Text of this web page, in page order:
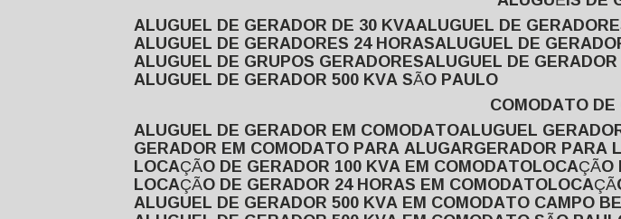
ALUGUEL DE GERADOR DE 30 KVA ALUGUEL DE
ALUGUEL DE GERADORES 24 HORAS ALUGUEL DE
ALUGUEL DE GRUPOS GERADORES ALUGUEL DE
ALUGUEL DE GERADOR 500 KVA SÃO PAULO
COMODATO
ALUGUEL DE GERADOR EM COMODATO ALUGUEL
GERADOR EM COMODATO PARA ALUGAR GERADOR
LOCAÇÃO DE GERADOR 100 KVA EM COMODATO
LOCAÇÃO DE GERADOR 24 HORAS EM COMODATO
ALUGUEL DE GERADOR 500 KVA EM COMODATO CAMPO